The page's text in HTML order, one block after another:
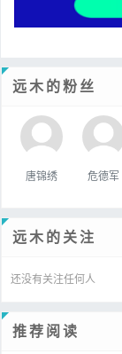
远木的粉丝
唐锦绣 危德军
远木的关注
还没有关注任何人
推荐阅读